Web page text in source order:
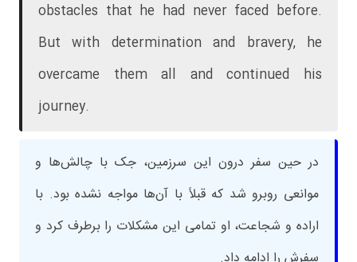
obstacles that he had never faced before.
But with determination and bravery, he
overcame them all and continued his
journey.
در حین سفر درون این سرزمین، جک با چالش‌ها و
موانعی روبرو شد که قبلاً با آن‌ها مواجه نشده بود. با
اراده و شجاعت، او تمامی این مشکلات را برطرف کرد و